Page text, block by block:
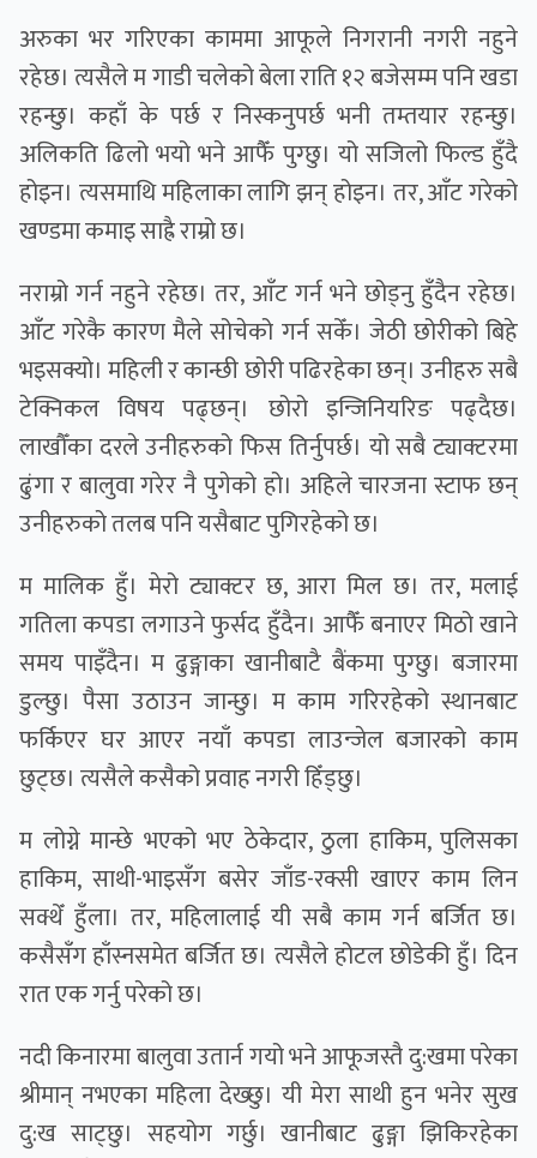
अरुका भर गरिएका काममा आफूले निगरानी नगरी नहुने
रहेछ। त्यसैले म गाडी चलेको बेला राति १२ बजेसम्म पनि खडा
रहन्छु। कहाँ के पर्छ र निस्कनुपर्छ भनी तम्तयार रहन्छु।
अलिकति ढिलो भयो भने आफैँ पुग्छु। यो सजिलो फिल्ड हुँदै
होइन। त्यसमाथि महिलाका लागि झन् होइन। तर, आँट गरेको
खण्डमा कमाइ साह्रै राम्रो छ।
नराम्रो गर्न नहुने रहेछ। तर, आँट गर्न भने छोड्नु हुँदैन रहेछ।
आँट गरेकै कारण मैले सोचेको गर्न सकेँ। जेठी छोरीको बिहे
भइसक्यो। महिली र कान्छी छोरी पढिरहेका छन्। उनीहरु सबै
टेक्निकल विषय पढ्छन्। छोरो इन्जिनियरिङ पढ्दैछ।
लाखौँका दरले उनीहरुको फिस तिर्नुपर्छ। यो सबै ट्याक्टरमा
ढुंगा र बालुवा गरेर नै पुगेको हो। अहिले चारजना स्टाफ छन्
उनीहरुको तलब पनि यसैबाट पुगिरहेको छ।
म मालिक हुँ। मेरो ट्याक्टर छ, आरा मिल छ। तर, मलाई
गतिला कपडा लगाउने फुर्सद हुँदैन। आफैँ बनाएर मिठो खाने
समय पाइँदैन। म ढुङ्गाका खानीबाटै बैंकमा पुग्छु। बजारमा
डुल्छु। पैसा उठाउन जान्छु। म काम गरिरहेको स्थानबाट
फर्किएर घर आएर नयाँ कपडा लाउन्जेल बजारको काम
छुट्छ। त्यसैले कसैको प्रवाह नगरी हिँड्छु।
म लोग्ने मान्छे भएको भए ठेकेदार, ठुला हाकिम, पुलिसका
हाकिम, साथी-भाइसँग बसेर जाँड-रक्सी खाएर काम लिन
सक्थेँ हुँला। तर, महिलालाई यी सबै काम गर्न बर्जित छ।
कसैसँग हाँस्नसमेत बर्जित छ। त्यसैले होटल छोडेकी हुँ। दिन
रात एक गर्नु परेको छ।
नदी किनारमा बालुवा उतार्न गयो भने आफूजस्तै दु:खमा परेका
श्रीमान् नभएका महिला देख्छु। यी मेरा साथी हुन भनेर सुख
दु:ख साट्छु। सहयोग गर्छु। खानीबाट ढुङ्गा झिकिरहेका